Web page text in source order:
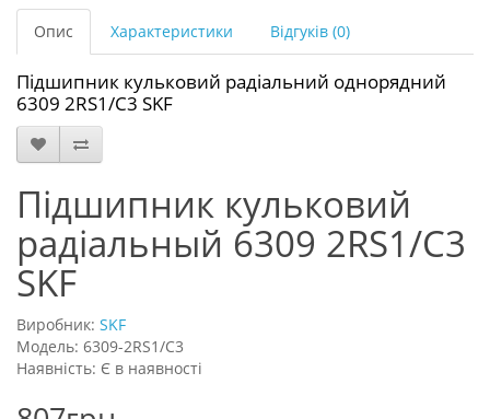
Опис Характеристики Відгуків (0)
Підшипник кульковий радіальний однорядний
6309 2RS1/C3 SKF
Підшипник кульковий
радіальный 6309 2RS1/C3
SKF
Виробник: SKF
Модель: 6309-2RS1/C3
Наявність: Є в наявності